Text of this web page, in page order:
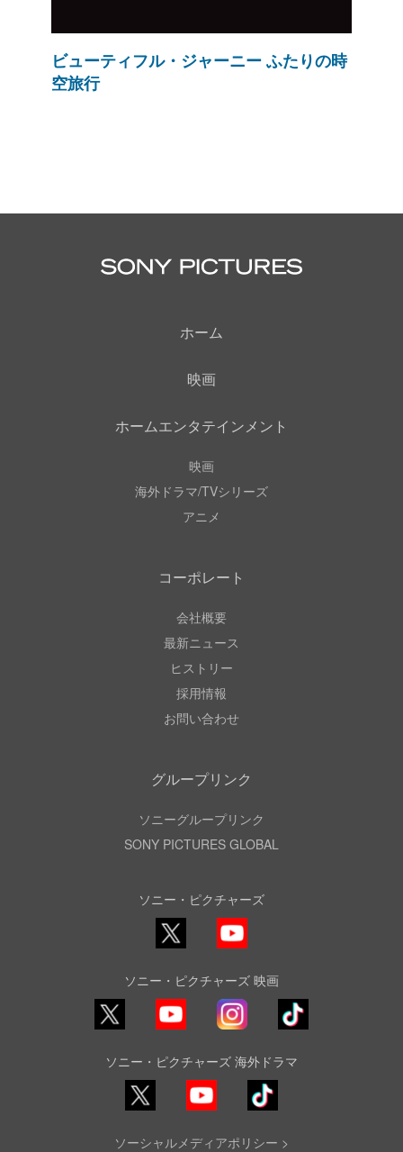
ビューティフル・ジャーニー ふたりの時
空旅行
ホーム
映画
ホームエンタテインメント
映画
海外ドラマ/TVシリーズ
アニメ
コーポレート
会社概要
最新ニュース
ヒストリー
採用情報
お問い合わせ
グループリンク
ソニーグループリンク
SONY PICTURES GLOBAL
ソニー・ピクチャーズ
X
YouTube
ソニー・ピクチャーズ 映画
YouTube Instagram
TikTok
ソニー・ピクチャーズ 海外ドラマ
YouTube
TikTok
ソーシャルメディアポリシー >